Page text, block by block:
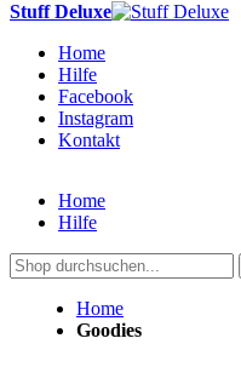
Stuff Deluxe
Home
Hilfe
Facebook
Instagram
Kontakt
Home
Hilfe
Home
Goodies